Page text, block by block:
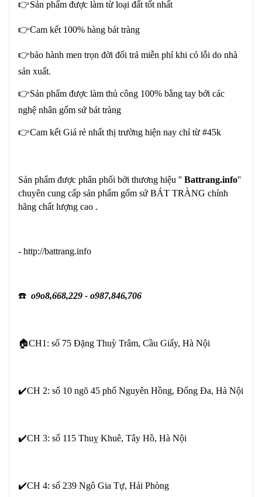
👉Sản phẩm được làm từ loại đất tốt nhất
👉Cam kết 100% hàng bát tràng
👉bảo hành men trọn đời đổi trả miễn phí khi có lỗi do nhà
sản xuất.
👉Sản phẩm được làm thủ công 100% bằng tay bởi các
nghệ nhân gốm sứ bát tràng
👉Cam kết Giá rẻ nhất thị trường hiện nay chỉ từ #45k
Sản phẩm được phân phối bởi thương hiệu '' Battrang.info''
chuyên cung cấp sản phẩm gốm sứ BÁT TRÀNG chính
hãng chất lượng cao .
- http://battrang.info
☎️ o9o8,668,229 - o987,846,706
🏠CH1: số 75 Đặng Thuỳ Trâm, Cầu Giấy, Hà Nội
✔️CH 2: số 10 ngõ 45 phố Nguyên Hồng, Đống Đa, Hà Nội
✔️CH 3: số 115 Thuỵ Khuê, Tây Hồ, Hà Nội
✔️CH 4: số 239 Ngô Gia Tự, Hải Phòng